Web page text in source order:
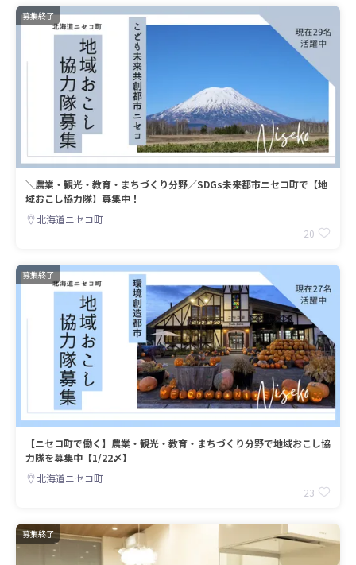
募集終了
＼農業・観光・教育・まちづくり分野／SDGs未来都市ニセコ町で【地
域おこし協力隊】募集中！
北海道ニセコ町
20
募集終了
【ニセコ町で働く】農業・観光・教育・まちづくり分野で地域おこし協
力隊を募集中【1/22〆】
北海道ニセコ町
23
募集終了